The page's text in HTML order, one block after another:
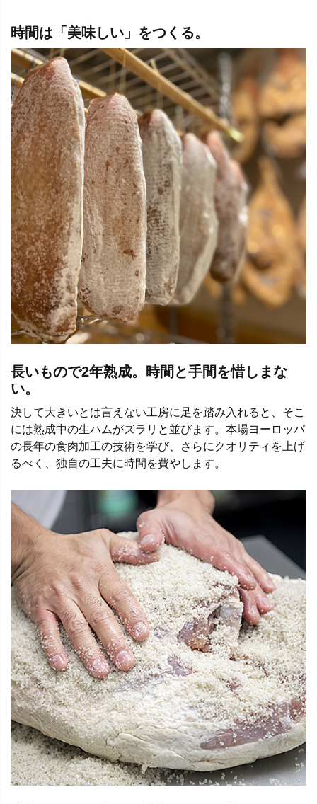
時間は「美味しい」をつくる。
長いもので2年熟成。時間と手間を惜しまな
い。
決して大きいとは言えない工房に足を踏み入れると、そこ
には熟成中の生ハムがズラリと並びます。本場ヨーロッパ
の長年の食肉加工の技術を学び、さらにクオリティを上げ
るべく、独自の工夫に時間を費やします。